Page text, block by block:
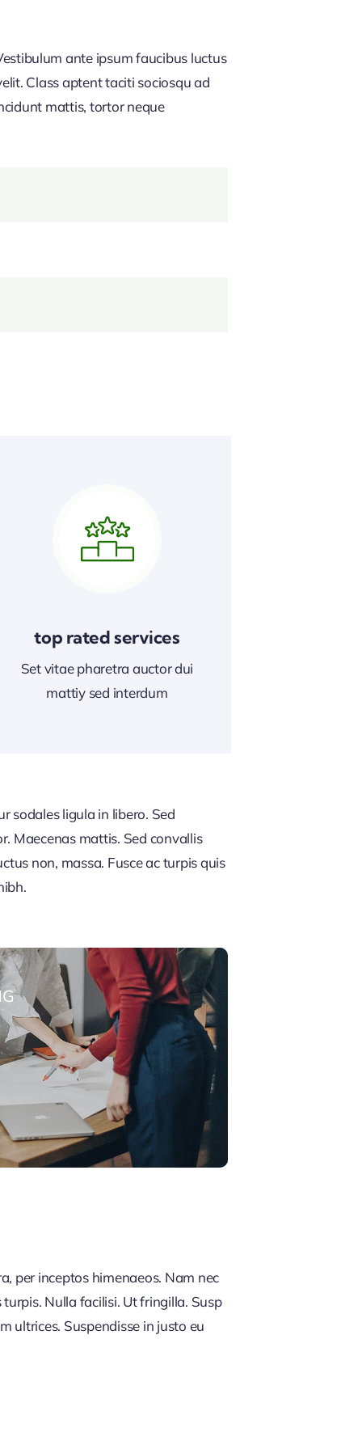
ante ipsum faucibus luctus
Class aptent taciti sociosqu ad
mattis, tortor neque
top rated services
Set vitae pharetra auctor dui
mattiy sed interdum
sodales ligula in libero. Sed
Maecenas mattis. Sed convallis
non, massa. Fusce ac turpis quis
per inceptos himenaeos. Nam nec
Nulla facilisi. Ut fringilla. Susp
ultrices. Suspendisse in justo eu